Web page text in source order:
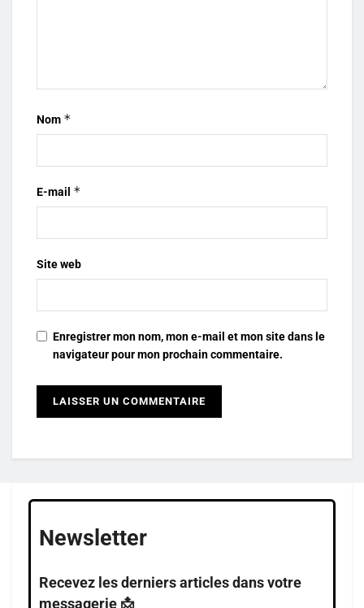
Nom *
E-mail *
Site web
Enregistrer mon nom, mon e-mail et mon site dans le
navigateur pour mon prochain commentaire.
Newsletter
Recevez les derniers articles dans votre
messagerie 📩